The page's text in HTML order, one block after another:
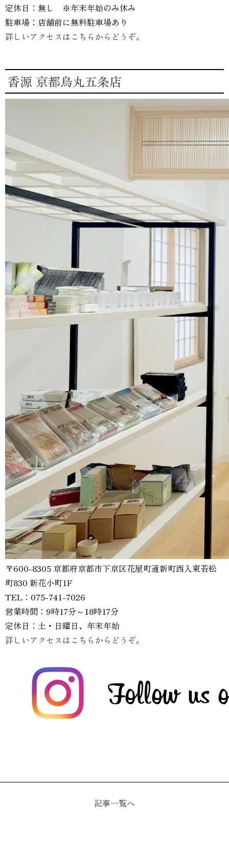
定休日：無し ※年末年始のみ休み
駐車場：店舗前に無料駐車場あり
詳しいアクセスはこちらからどうぞ。
香源 京都烏丸五条店
〒600-8305 京都府京都市下京区花屋町通新町西入東若松
町830 新花小町1F
TEL：075-741-7026
営業時間：9時17分～18時17分
定休日：土・日曜日、年末年始
詳しいアクセスはこちらからどうぞ。
記事一覧へ